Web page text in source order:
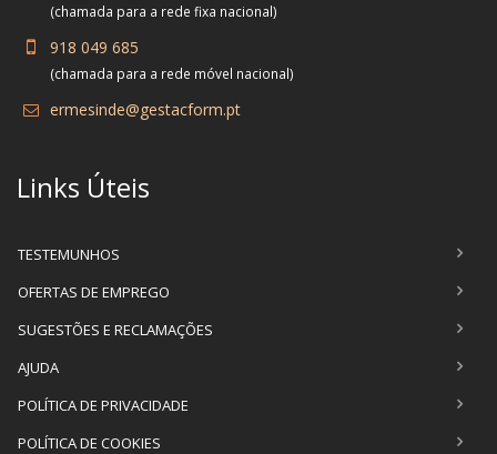
(chamada para a rede fixa nacional)
918 049 685
(chamada para a rede móvel nacional)
ermesinde@gestacform.pt
Links Úteis
TESTEMUNHOS
OFERTAS DE EMPREGO
SUGESTÕES E RECLAMAÇÕES
AJUDA
POLÍTICA DE PRIVACIDADE
POLÍTICA DE COOKIES